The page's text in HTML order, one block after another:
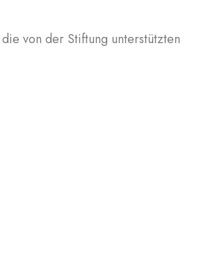
von der Stiftung unterstützten